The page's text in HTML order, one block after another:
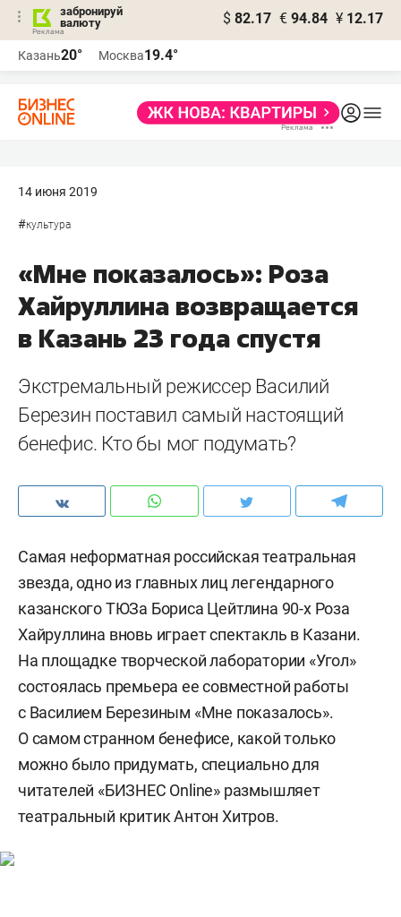
забронируй
валюту
$ 82.17 € 94.84 ¥ 12.17
Казань20° Москва19.4°
14 июня 2019
#культура
«Мне показалось»: Роза
Хайруллина возвращается
в Казань 23 года спустя
Экстремальный режиссер Василий
Березин поставил самый настоящий
бенефис. Кто бы мог подумать?
Самая неформатная российская театральная
звезда, одно из главных лиц легендарного
казанского ТЮЗа Бориса Цейтлина 90-х Роза
Хайруллина вновь играет спектакль в Казани.
На площадке творческой лаборатории «Угол»
состоялась премьера ее совместной работы
с Василием Березиным «Мне показалось».
О самом странном бенефисе, какой только
можно было придумать, специально для
читателей «БИЗНЕС Online» размышляет
театральный критик Антон Хитров.